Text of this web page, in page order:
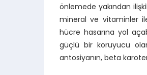
önlemede yakından
mineral ve vitaminler
hücre hasarına yol
güçlü bir koruyucu
antosiyanın, beta